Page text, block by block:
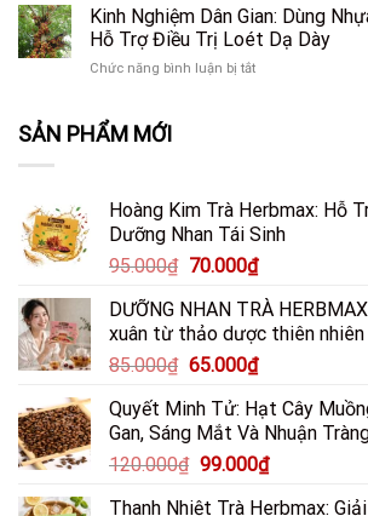
Lực
Lối
&
Sỏi
Phổi,
Dạ
Từ
Bài
Thuốc
Dân
Gian
Xương
Khớp
&
Hắc
Lào
Kinh Nghiệm Dân Gian: Dùng
Hỗ Trợ Điều Trị Loét Dạ Dày
Chức năng bình luận bị tắtở
Sung
Và
Hỗ
Điều
Trị
Loét
Dạ
SẢN PHẨM MỚI
Hoàng Kim Trà Herbmax: Hỗ
Dưỡng Nhan Tái Sinh
95.000₫ Giá
là:
95.000₫.
70.000₫Giá
tại
là:
70.000₫.
DƯỠNG NHAN TRÀ
xuân từ thảo dược thiên nhiên
85.000₫ Giá
là:
85.000₫.
65.000₫Giá
tại
là:
65.000₫.
Quyết Minh Tử: Hạt Cây
Gan, Sáng Mắt Và Nhuận
120.000₫ Giá
99.000₫Giá
Thanh Nhiệt Trà Herbmax: